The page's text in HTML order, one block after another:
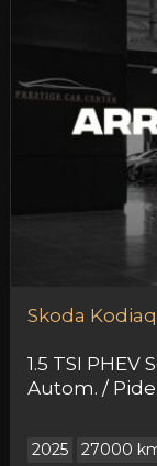
Takaveto
Skoda Kodiaq
1.5 TSI PHEV
Autom. /
2025 27000